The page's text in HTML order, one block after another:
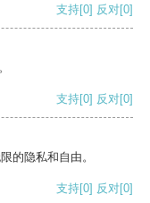
支持[0] 反对[0]
支持[0] 反对[0]
的隐私和自由。
支持[0] 反对[0]